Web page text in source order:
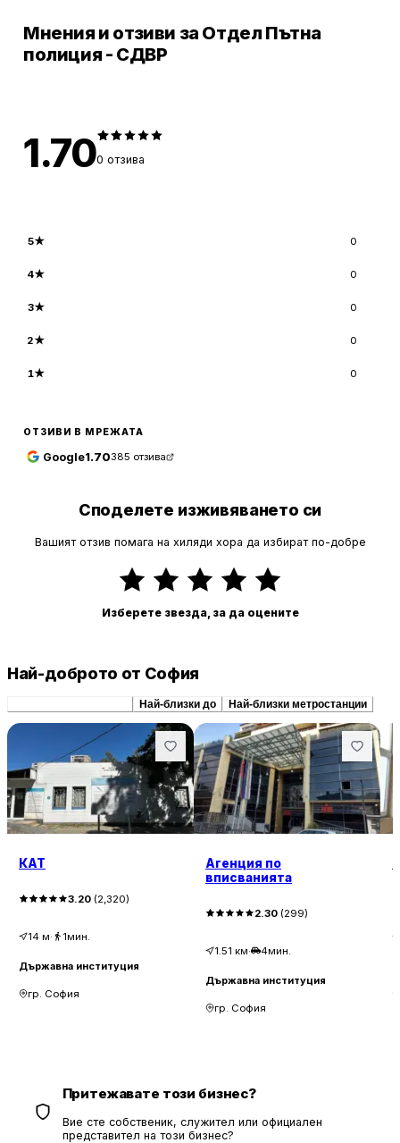
Мнения и отзиви за Отдел Пътна
полиция - СДВР
1.700 отзива
5★ 0
4★ 0
3★ 0
2★ 0
1★ 0
ОТЗИВИ В МРЕЖАТА
Google1.70385 отзива
Споделете изживяването си
Вашият отзив помага на хиляди хора да избират по-добре
Изберете звезда, за да оцените
Най-доброто от София
Най-близки до Най-близки метростанции
КАТ
3.20 (2,320)
14 м· 1мин.
Държавна институция
гр. София
Агенция по
вписванията
2.30 (299)
1.51 км· 4мин.
Държавна институция
гр. София
Притежавате този бизнес?
Вие сте собственик, служител или официален
представител на този бизнес?